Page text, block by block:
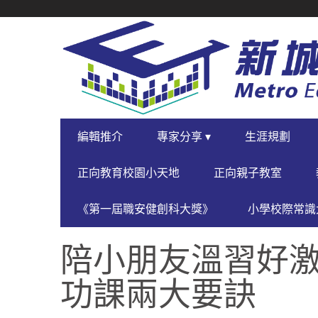
NAVIGATION
PRIMARY
NAVIGATION
編輯推介 專家分享 ▾ 生涯規劃
正向教育校園小天地 正向親子教室
《第一屆職安健創科大獎》 小學校際常
陪小朋友溫習好
功課兩大要訣